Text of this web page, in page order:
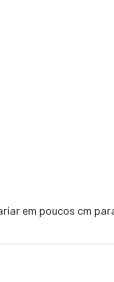
em poucos cm